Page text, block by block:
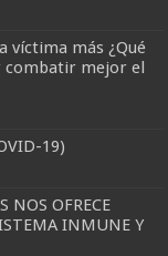
víctima más ¿Qué
combatir mejor el
19)
NOS OFRECE
INMUNE Y